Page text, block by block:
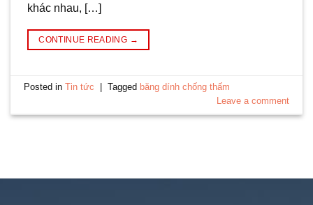
khác nhau, […]
CONTINUE READING →
Posted inTin tức Tagged băng dính chống thấm
Leave a comment